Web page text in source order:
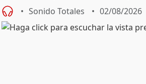
Sonido Totales 02/08/2026